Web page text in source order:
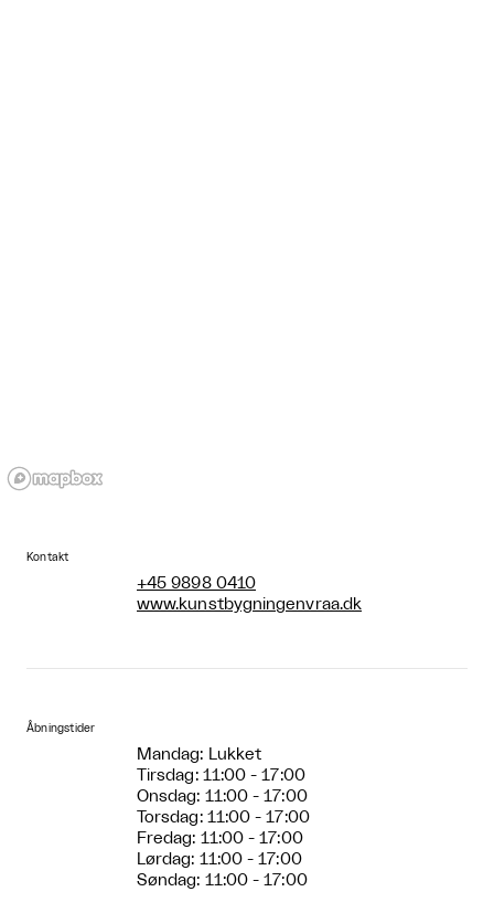
Kontakt
+45 9898 0410
www.kunstbygningenvraa.dk
Åbningstider
Mandag: Lukket
Tirsdag: 11:00 - 17:00
Onsdag: 11:00 - 17:00
Torsdag: 11:00 - 17:00
Fredag: 11:00 - 17:00
Lørdag: 11:00 - 17:00
Søndag: 11:00 - 17:00